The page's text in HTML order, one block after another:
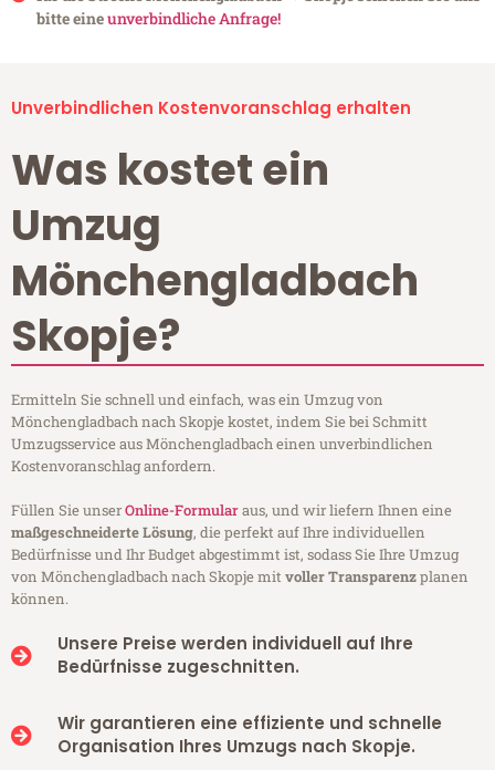
bitte eineunverbindliche Anfrage!
Unverbindlichen Kostenvoranschlag erhalten
Was kostet ein
Umzug
Mönchengladbach
Skopje?
Ermitteln Sie schnell und einfach, was ein Umzug von
Mönchengladbach nach Skopje kostet, indem Sie bei Schmitt
Umzugsservice aus Mönchengladbach einen unverbindlichen
Kostenvoranschlag anfordern.
Füllen Sie unserOnline-Formularaus, und wir liefern Ihnen eine
maßgeschneiderte Lösung, die perfekt auf Ihre individuellen
Bedürfnisse und Ihr Budget abgestimmt ist, sodass Sie Ihre Umzug
von Mönchengladbach nach Skopje mitvoller Transparenzplanen
können.
Unsere Preise werden individuell auf Ihre
Bedürfnisse zugeschnitten.
Wir garantieren eine effiziente und schnelle
Organisation Ihres Umzugs nach Skopje.